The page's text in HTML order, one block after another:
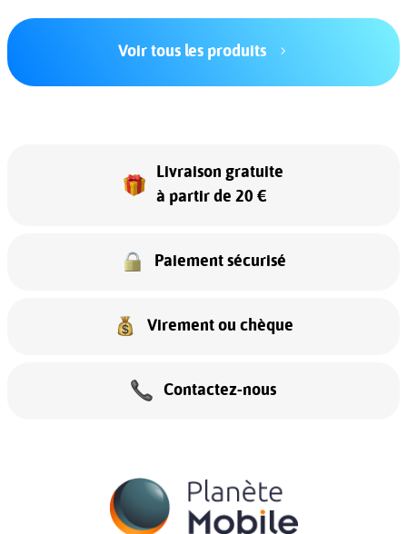
Voir tous les produits
Livraison gratuite
à partir de 20 €
Paiement sécurisé
Virement ou chèque
Contactez-nous